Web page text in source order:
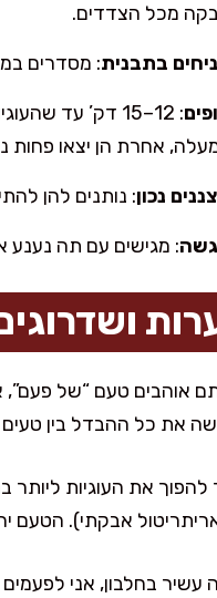
מכל הצדדים.
בתבנית: מסדרים במרווחים של 3–4 ס”מ. אם רוצים, מניחים על
: 12–15 דק’
אחרת הן יצאו פחות
נכון: נותנים להן להתייצב 10 דק’ על התבנית (הן עדינות כשהן חמות), ואז
: מגישים עם תה נענע
אוהבים טעם “של פעם”,
את כל ההבדל בין
את העוגיות ליותר
אבקתי). הטעם